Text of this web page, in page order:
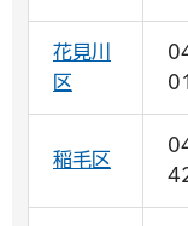
花見川
区
01
稲毛区